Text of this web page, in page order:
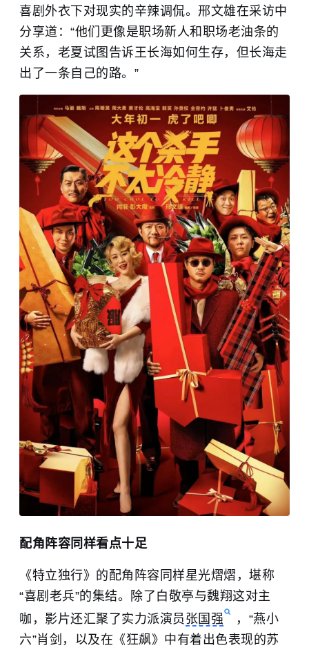
喜剧外衣下对现实的辛辣调侃。邢文雄在采访中
分享道：“他们更像是职场新人和职场老油条的
关系，老夏试图告诉王长海如何生存，但长海走
出了一条自己的路。”
配角阵容同样看点十足
《特立独行》的配角阵容同样星光熠熠，堪称
“喜剧老兵”的集结。除了白敬亭与魏翔这对主
咖，影片还汇聚了实力派演员 张国强
，“燕小
六”肖剑 ，以及在《狂飙》中有着出色表现的苏